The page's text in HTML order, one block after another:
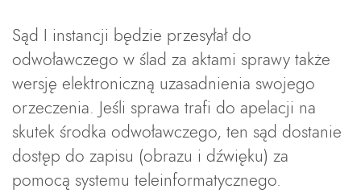
Sąd I instancji będzie przesyłał do
odwoławczego w ślad za aktami sprawy także
wersję elektroniczną uzasadnienia swojego
orzeczenia. Jeśli sprawa trafi do apelacji na
skutek środka odwoławczego, ten sąd dostanie
dostęp do zapisu (obrazu i dźwięku) za
pomocą systemu teleinformatycznego.